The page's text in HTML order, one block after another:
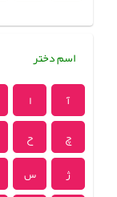
اسم دختر
آ ا
چ
ح
ژ
س